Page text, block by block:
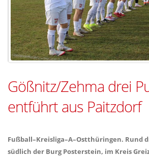
Gößnitz/Zehma drei
entführt aus Paitzdorf
Fußball–Kreisliga–A–Ostthüringen. Rund
südlich der Burg Posterstein, im Kreis